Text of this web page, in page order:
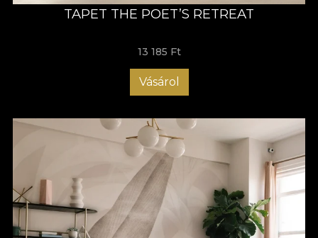
Ambiance - nyugalom, békesség,
dizájnjával nyugodt környezetet teremt. Az a háttér, ahol a nap
levegőt, és hagyd, hogy elragadjon a békében és harmóniában
bővelkedő univerzum szemlélése.
Tapéták, mint egy műalkotás
A mi tapétáink kézzel festett - olaj és akril színekkel - és
digitálisan rajzolt, grafikai táblák használatával készült
alkotások. Mivel szeretjük a sokoldalúságot, és ügyfeleinknek
olyan lehetőségeket kínálunk, amelyek illeszkednek stílusos
TAPET THE POET’S RETREAT
13 185 Ft
Vásárol